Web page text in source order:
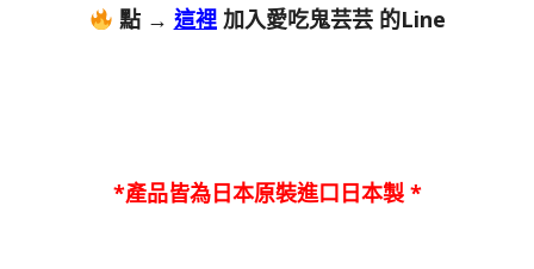
點 → 這裡加入愛吃鬼芸芸 的Line
*產品皆為日本原裝進口日本製 *